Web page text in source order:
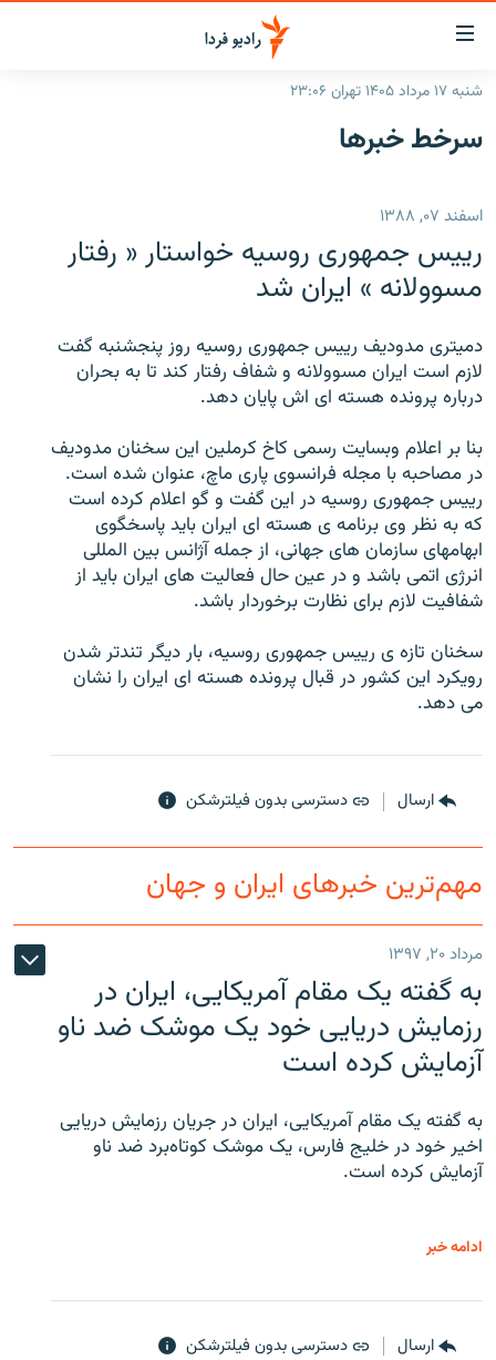
لینک‌های
قابلیت
دسترسی
بازگشت
اصلی
رفتن
صفحه
ایران
انتخاب کنید و بشنوید
فرکانس‌ها
پادکست
گزارش‌های تصویری
گزارش‌های ویدئویی
زنان فردا
English
به ما بپیوندید
شنبه ۱۷ مرداد ۱۴۰۵ تهران ۲۳:۰۶
سرخط‌ خبرها
اسفند ۰۷, ۱۳۸۸
رییس جمهوری روسیه خواستار « رفتار
مسوولانه » ایران شد
دمیتری مدودیف رییس جمهوری روسیه روز پنجشنبه گفت
لازم است ایران مسوولانه و شفاف رفتار کند تا به بحران
درباره پرونده هسته ای اش پایان دهد.
بنا بر اعلام وبسایت رسمی کاخ کرملین این سخنان مدودیف
در مصاحبه با مجله فرانسوی پاری ماچ، عنوان شده است.
رییس جمهوری روسیه در این گفت و گو اعلام کرده است
که به نظر وی برنامه ی هسته ای ایران باید پاسخگوی
ابهامهای سازمان های جهانی، از جمله آژانس بین المللی
انرژی اتمی باشد و در عین حال فعالیت های ایران باید از
شفافیت لازم برای نظارت برخوردار باشد.
سخنان تازه ی رییس جمهوری روسیه، بار دیگر تندتر شدن
رویکرد این کشور در قبال پرونده هسته ای ایران را نشان
می دهد.
ارسال دسترسی بدون فیلترشکن
مهم‌ترین خبرهای ایران و جهان
مرداد ۲۰, ۱۳۹۷
به گفته یک مقام آمریکایی، ایران در
رزمایش دریایی خود یک موشک ضد ناو
آزمایش کرده است
به گفته یک مقام آمریکایی، ایران در جریان رزمایش دریایی
اخیر خود در خلیج فارس، یک موشک کوتاه‌برد ضد ناو
آزمایش کرده است.
ادامه خبر
ارسال دسترسی بدون فیلترشکن